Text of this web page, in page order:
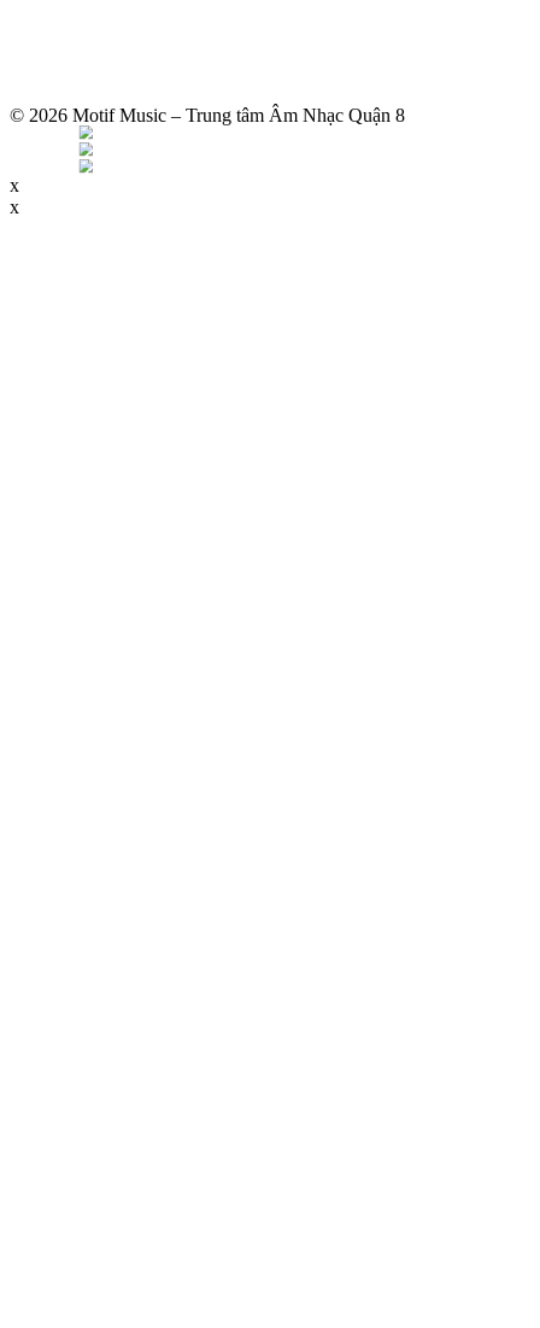
© 2026 Motif Music – Trung tâm Âm Nhạc Quận 8
x
x